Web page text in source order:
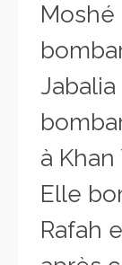
Moshé
à
Elle
Rafah